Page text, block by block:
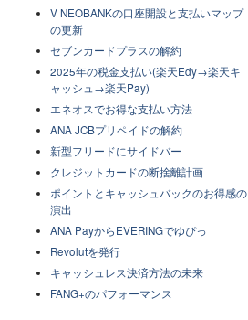
V NEOBANKの口座開設と支払いマップ
の更新
セブンカードプラスの解約
2025年の税金支払い(楽天Edy→楽天キ
ャッシュ→楽天Pay)
エネオスでお得な支払い方法
ANA JCBプリペイドの解約
新型フリードにサイドバー
クレジットカードの断捨離計画
ポイントとキャッシュバックのお得感の
演出
ANA PayからEVERINGでゆぴっ
Revolutを発行
キャッシュレス決済方法の未来
FANG+のパフォーマンス